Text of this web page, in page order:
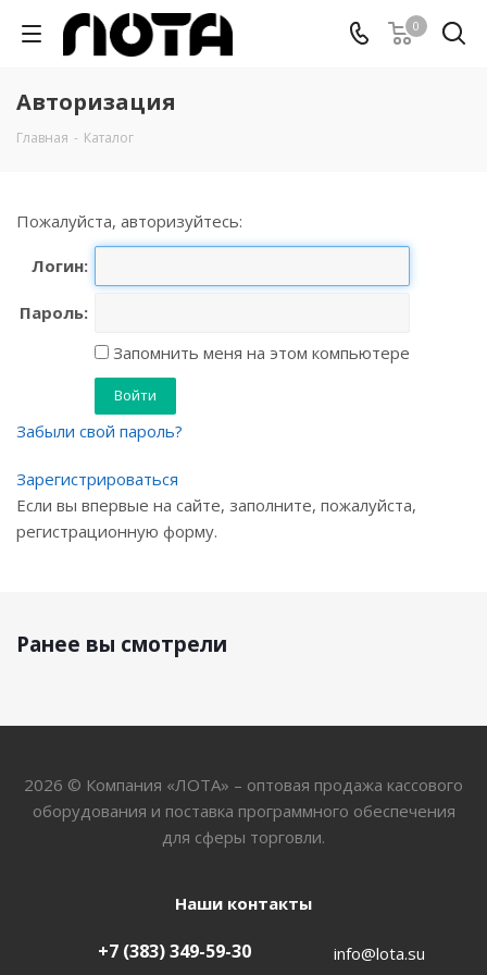
0
Авторизация
Главная - Каталог
Пожалуйста, авторизуйтесь:
Логин:
Пароль:
Запомнить меня на этом компьютере
Забыли свой пароль?
Зарегистрироваться
Если вы впервые на сайте, заполните, пожалуйста,
регистрационную форму.
Ранее вы смотрели
2026 © Компания «ЛОТА» – оптовая продажа кассового
оборудования и поставка программного обеспечения
для сферы торговли.
Наши контакты
+7 (383) 349-59-30 info@lota.su